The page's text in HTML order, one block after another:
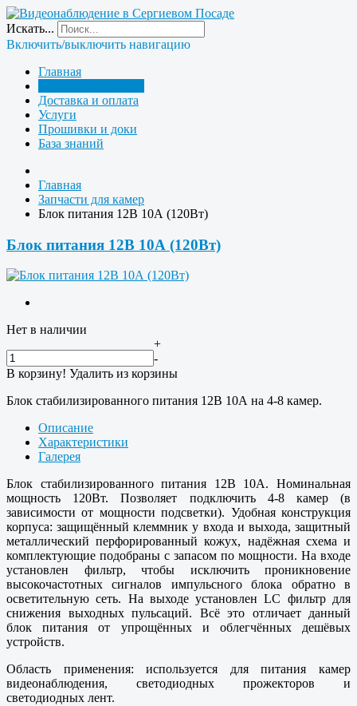
Искать...
Включить/выключить навигацию
Главная
Доставка и оплата
Услуги
Прошивки и доки
База знаний
Главная
Запчасти для камер
Блок питания 12В 10А (120Вт)
Блок питания 12В 10А (120Вт)
Нет в наличии
+
-
В корзину! Удалить из корзины
Блок стабилизированного питания 12В 10А на 4-8 камер.
Описание
Характеристики
Галерея
Блок стабилизированного питания 12В 10А. Номинальная
мощность 120Вт. Позволяет подключить 4-8 камер (в
зависимости от мощности подсветки). Удобная конструкция
корпуса: защищённый клеммник у входа и выхода, защитный
металлический перфорированный кожух, надёжная схема и
комплектующие подобраны с запасом по мощности. На входе
установлен фильтр, чтобы исключить проникновение
высокочастотных сигналов импульсного блока обратно в
осветительную сеть. На выходе установлен LC фильтр для
снижения выходных пульсаций. Всё это отличает данный
блок питания от упрощённых и облегчённых дешёвых
устройств.
Область применения: используется для питания камер
видеонаблюдения, светодиодных прожекторов и
светодиодных лент.